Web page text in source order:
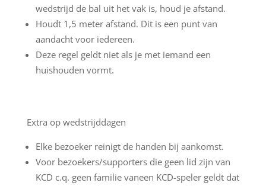
wedstrijd de bal uit het vak is, houd je afstand.
Houdt 1,5 meter afstand. Dit is een punt van
aandacht voor iedereen.
Deze regel geldt niet als je met iemand een
huishouden vormt.
Extra op wedstrijddagen
Elke bezoeker reinigt de handen bij aankomst.
Voor bezoekers/supporters die geen lid zijn van
KCD c.q. geen familie vaneen KCD-speler geldt dat